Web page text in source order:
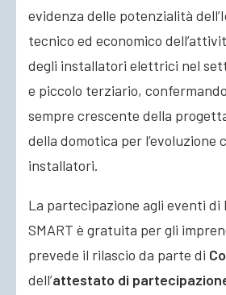
evidenza delle potenzialità
tecnico ed economico
degli installatori elettrici nel
e piccolo terziario,
sempre crescente della
della domotica per l’evoluzione
installatori.
La partecipazione agli eventi di
SMART è gratuita per gli
prevede il rilascio da parte di
dell’attestato di